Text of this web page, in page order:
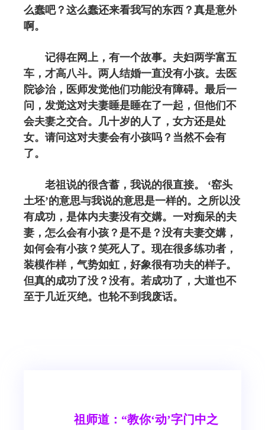
么蠢吧？这么蠢还来看我写的东西？真是意外
啊。
记得在网上，有一个故事。夫妇两学富五
车，才高八斗。两人结婚一直没有小孩。去医
院诊治，医师发觉他们功能没有障碍。最后一
问，发觉这对夫妻睡是睡在了一起，但他们不
会夫妻之交合。几十岁的人了，女方还是处
女。请问这对夫妻会有小孩吗？当然不会有
了。
老祖说的很含蓄，我说的很直接。 ‘窑头
土坯’的意思与我说的意思是一样的。之所以没
有成功，是体内夫妻没有交媾。一对痴呆的夫
妻，怎么会有小孩？是不是？没有夫妻交媾，
如何会有小孩？笑死人了。现在很多练功者，
装模作样，气势如虹，好象很有功夫的样子。
但真的成功了没？没有。若成功了，大道也不
至于几近灭绝。也轮不到我废话。
祖师道：“教你‘动’字门中之